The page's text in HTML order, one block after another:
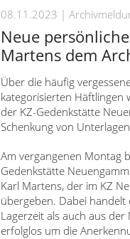
ehem.
Haus des
Italiano
Nederlands
Polski
Türkçe
Yкраїнський
Русский
العربية
日本語
08.11.2023
Neue
Martens dem
Über die häufig
kategorisierten Häftlingen
der KZ-Gedenkstätte
Schenkung von
Am vergangenen Montag
Gedenkstätte
Karl Martens, der im KZ
übergeben. Dabei
Lagerzeit als auch aus der
erfolglos um die